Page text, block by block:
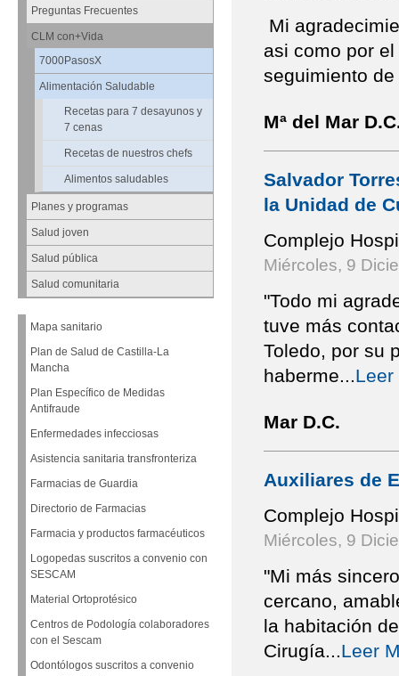
Preguntas Frecuentes
CLM con+Vida
7000PasosX
Alimentación Saludable
Recetas para 7 desayunos y
7 cenas
Recetas de nuestros chefs
Alimentos saludables
Planes y programas
Salud joven
Salud pública
Salud comunitaria
Mapa sanitario
Plan de Salud de Castilla-La
Mancha
Plan Específico de Medidas
Antifraude
Enfermedades infecciosas
Asistencia sanitaria transfronteriza
Farmacias de Guardia
Directorio de Farmacias
Farmacia y productos farmacéuticos
Logopedas suscritos a convenio con
SESCAM
Material Ortoprotésico
Centros de Podología colaboradores
con el Sescam
Odontólogos suscritos a convenio
Mi
asi como por
seguimiento
Mª del Mar
Salvador
la Unidad de
Complejo
Miércoles, 9
"Todo mi
tuve más
Toledo, por su
haberme
Leer
Mar D.C.
Auxiliares de
Complejo
Miércoles, 9
"Mi más
cercano,
la habitación
Cirugía
Leer